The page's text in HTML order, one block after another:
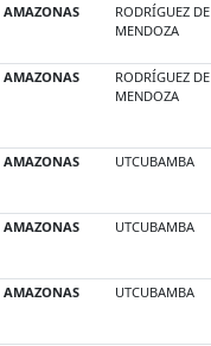
AMAZONAS
RODRÍGUEZ DE
MENDOZA
AMAZONAS
RODRÍGUEZ DE
MENDOZA
AMAZONAS UTCUBAMBA
AMAZONAS UTCUBAMBA
AMAZONAS UTCUBAMBA